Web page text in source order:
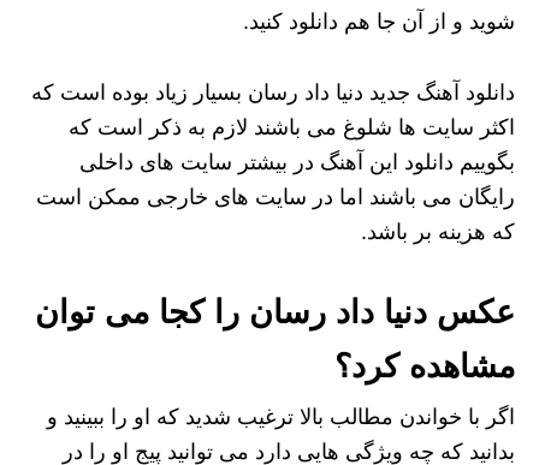
شوید و از آن جا هم دانلود کنید.
دانلود آهنگ جدید دنیا داد رسان بسیار زیاد بوده است که
اکثر سایت ها شلوغ می باشند لازم به ذکر است که
بگوییم دانلود این آهنگ در بیشتر سایت های داخلی
رایگان می باشند اما در سایت های خارجی ممکن است
که هزینه بر باشد.
عکس دنیا داد رسان را کجا می توان
مشاهده کرد؟
اگر با خواندن مطالب بالا ترغیب شدید که او را ببینید و
بدانید که چه ویژگی هایی دارد می‌ توانید پیج او را در